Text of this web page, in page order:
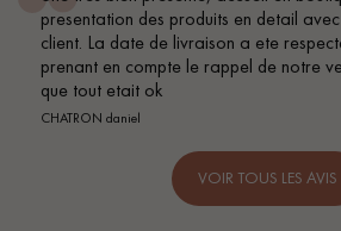
des produits en detail avec souci de
de livraison a ete respecte selon la
le rappel de notre vendeur pour
VOIR TOUS LES AVIS